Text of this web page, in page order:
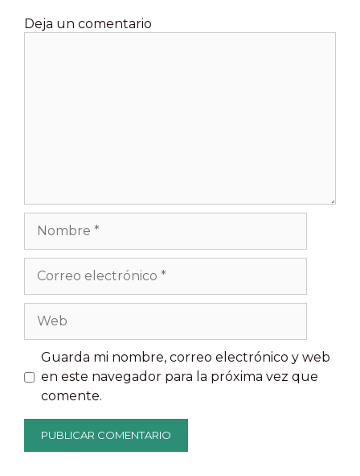
Deja un comentario
Nombre
electrónico
Guarda mi nombre, correo electrónico y web
en este navegador para la próxima vez que
comente.